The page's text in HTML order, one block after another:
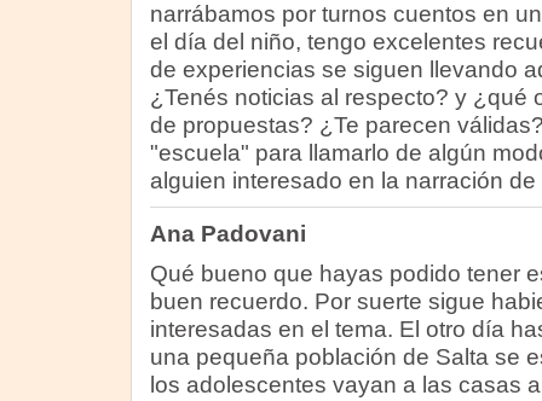
narrábamos por turnos cuentos en
el día del niño, tengo excelentes
de experiencias se siguen llevando
¿Tenés noticias al respecto? y ¿qué
de propuestas? ¿Te parecen
"escuela" para llamarlo de algún
alguien interesado en la narración
Ana Padovani
Qué bueno que hayas podido tener
buen recuerdo. Por suerte sigue
interesadas en el tema. El otro día
una pequeña población de Salta se
los adolescentes vayan a las casas